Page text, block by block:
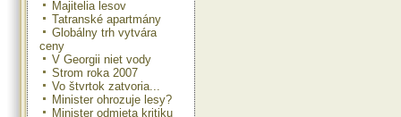
Majitelia lesov
Tatranské apartmány
Globálny trh vytvára
ceny
V Georgii niet vody
Strom roka 2007
Vo štvrtok zatvoria...
Minister ohrozuje lesy?
Minister odmieta kritiku